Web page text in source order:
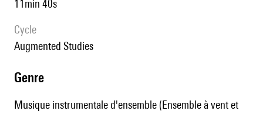
11min 40s
Cycle
Augmented Studies
genre
Musique instrumentale d'ensemble (Ensemble à vent et